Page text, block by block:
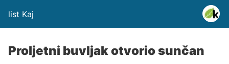
list Kaj
Proljetni buvljak otvorio sunčan